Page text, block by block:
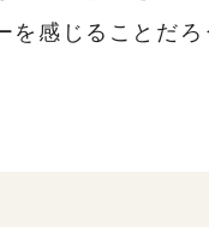
を感じることだろ